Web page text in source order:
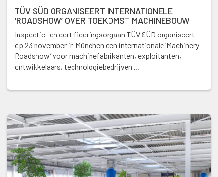
TÜV SÜD ORGANISEERT INTERNATIONELE
‘ROADSHOW’ OVER TOEKOMST MACHINEBOUW
Inspectie- en certificeringsorgaan TÜV SÜD organiseert
op 23 november in München een internationale ‘Machinery
Roadshow’ voor machinefabrikanten, exploitanten,
ontwikkelaars, technologiebedrijven …